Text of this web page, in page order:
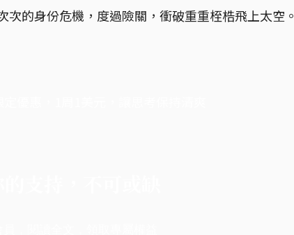
的身份危機，度過險關，衝破重重桎梏飛上太空。